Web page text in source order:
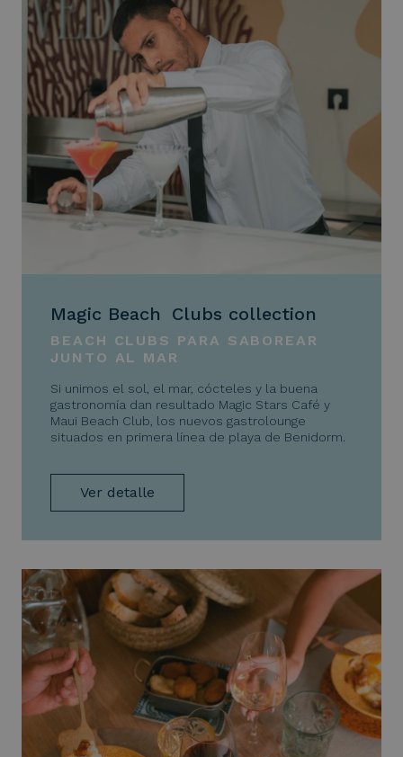
Magic Beach Clubs collection
BEACH CLUBS PARA SABOREAR
JUNTO AL MAR
Si unimos el sol, el mar, cócteles y la buena
gastronomía dan resultado Magic Stars Café y
Maui Beach Club, los nuevos gastrolounge
situados en primera línea de playa de Benidorm.
Ver detalle